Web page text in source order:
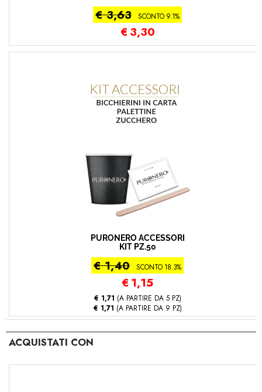
€ 3,63 SCONTO 9.1%
€ 3,30
PURONERO ACCESSORI
KIT PZ.50
€ 1,40 SCONTO 18.3%
€ 1,15
€ 1,71 (A PARTIRE DA 5 PZ)
€ 1,71 (A PARTIRE DA 9 PZ)
ACQUISTATI CON